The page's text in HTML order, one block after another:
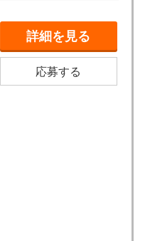
詳細を見る
応募する